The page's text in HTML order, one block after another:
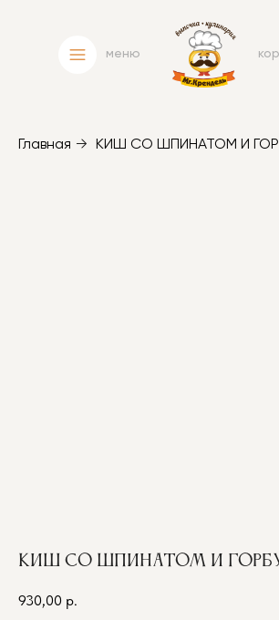
меню
Главная → КИШ СО ШПИНАТОМ И
КИШ СО ШПИНАТОМ И
930,00 р.